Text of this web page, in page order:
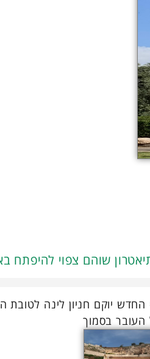
שוהם צפוי להיפתח
יוקם חניון לינה לטובת
העובר בסמוך